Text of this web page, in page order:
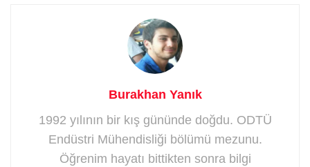
Burakhan Yanık
1992 yılının bir kış gününde doğdu. ODTÜ
Endüstri Mühendisliği bölümü mezunu.
Öğrenim hayatı bittikten sonra bilgi